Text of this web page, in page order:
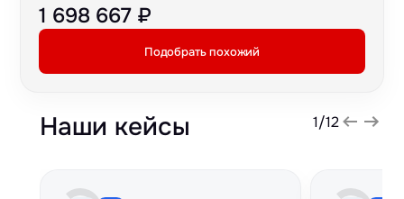
1 698 667 ₽
Подобрать похожий
Наши кейсы 1/12